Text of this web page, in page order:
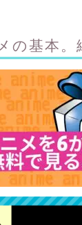
の基本。